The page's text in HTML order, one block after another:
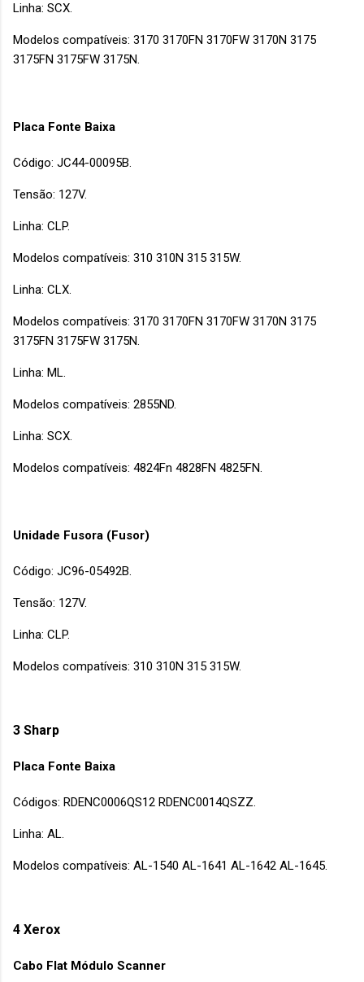
Linha: SCX.
Modelos compatíveis: 3170 3170FN 3170FW 3170N 3175
3175FN 3175FW 3175N.
Placa Fonte Baixa
Código: JC44-00095B.
Tensão: 127V.
Linha: CLP.
Modelos compatíveis: 310 310N 315 315W.
Linha: CLX.
Modelos compatíveis: 3170 3170FN 3170FW 3170N 3175
3175FN 3175FW 3175N.
Linha: ML.
Modelos compatíveis: 2855ND.
Linha: SCX.
Modelos compatíveis: 4824Fn 4828FN 4825FN.
Unidade Fusora (Fusor)
Código: JC96-05492B.
Tensão: 127V.
Linha: CLP.
Modelos compatíveis: 310 310N 315 315W.
3 Sharp
Placa Fonte Baixa
Códigos: RDENC0006QS12 RDENC0014QSZZ.
Linha: AL.
Modelos compatíveis: AL-1540 AL-1641 AL-1642 AL-1645.
4 Xerox
Cabo Flat Módulo Scanner